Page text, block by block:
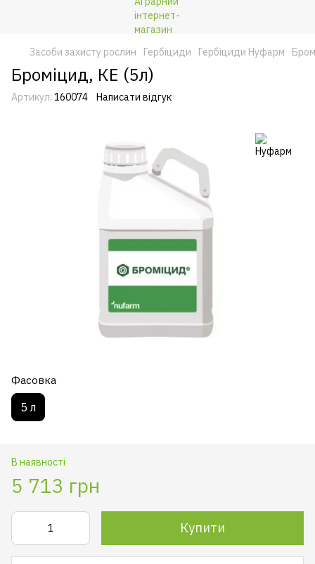
Засоби захисту рослин Гербіциди Гербіциди Нуфарм
Броміцид, КЕ (5л)
Артикул: 160074 Написати відгук
Фасовка
5 л
В наявності
5 713 грн
Купити